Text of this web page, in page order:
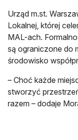
Urząd m.st.
Lokalnej, której
MAL-ach.
są ograniczone do
środowisko
– Choć każde
stworzyć
razem – dodaje